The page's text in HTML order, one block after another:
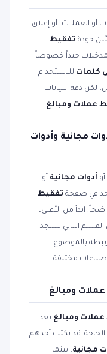
أو العملات، أو إغلاق
جودة تفقيط
جيداً خصوصاً
كلمات للاستخدام
لكن دقة البيانات
عملات ومبالغ.
مجانية وأدوات
أو أدوات مجانية أو
في صفحة تفقيط
ابدأ من الأعلى،
القسم التالي ستجد
بالموضوع
مختلفة.
ومبالغ
ومبالغ بعد
قد يكتب أحدهم
مجانية، بينما